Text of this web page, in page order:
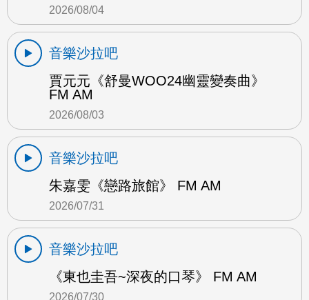
2026/08/04
音樂沙拉吧
賈元元《舒曼WOO24幽靈變奏曲》
FM AM
2026/08/03
音樂沙拉吧
朱嘉雯《戀路旅館》 FM AM
2026/07/31
音樂沙拉吧
《東也圭吾~深夜的口琴》 FM AM
2026/07/30